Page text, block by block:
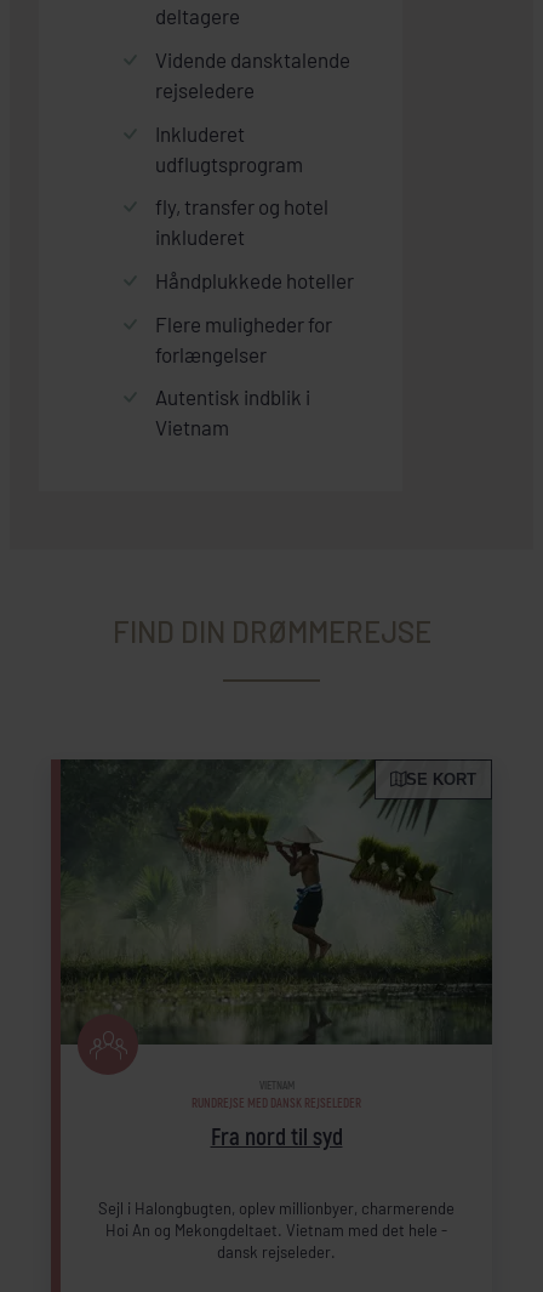
deltagere
Vidende dansktalende
rejseledere
Inkluderet
udflugtsprogram
fly, transfer og hotel
inkluderet
Håndplukkede hoteller
Flere muligheder for
forlængelser
Autentisk indblik i
Vietnam
FIND DIN DRØMMEREJSE
SE KORT
Fra nord til syd
VIETNAM
RUNDREJSE MED DANSK REJSELEDER
Sejl i Halongbugten, oplev millionbyer, charmerende
Hoi An og Mekongdeltaet. Vietnam med det hele -
dansk rejseleder.